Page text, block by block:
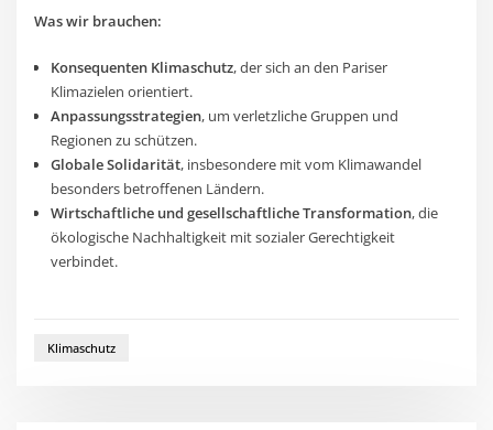
Was wir brauchen:
Konsequenten Klimaschutz, der sich an den Pariser
Klimazielen orientiert.
Anpassungsstrategien, um verletzliche Gruppen und
Regionen zu schützen.
Globale Solidarität, insbesondere mit vom Klimawandel
besonders betroffenen Ländern.
Wirtschaftliche und gesellschaftliche Transformation, die
ökologische Nachhaltigkeit mit sozialer Gerechtigkeit
verbindet.
Klimaschutz